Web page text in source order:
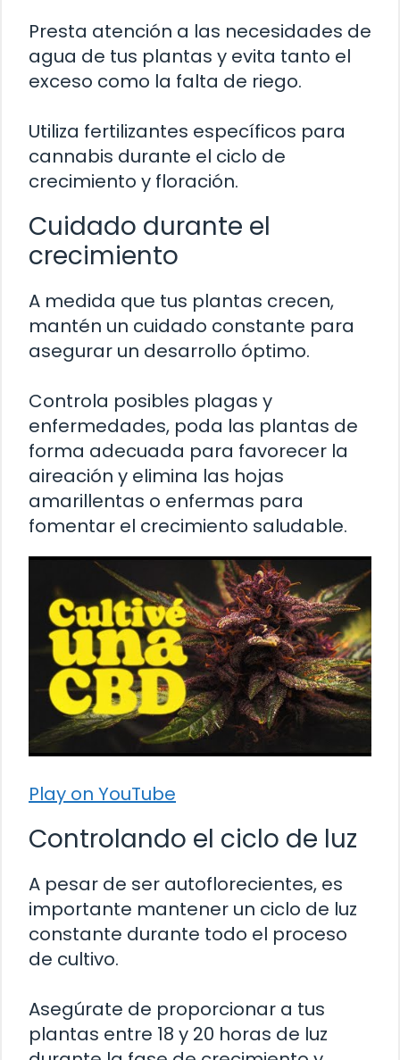
Presta atención a las necesidades de
agua de tus plantas y evita tanto el
exceso como la falta de riego.
Utiliza fertilizantes específicos para
cannabis durante el ciclo de
crecimiento y floración.
Cuidado durante el
crecimiento
A medida que tus plantas crecen,
mantén un cuidado constante para
asegurar un desarrollo óptimo.
Controla posibles plagas y
enfermedades, poda las plantas de
forma adecuada para favorecer la
aireación y elimina las hojas
amarillentas o enfermas para
fomentar el crecimiento saludable.
Play on YouTube
Controlando el ciclo de luz
A pesar de ser autoflorecientes, es
importante mantener un ciclo de luz
constante durante todo el proceso
de cultivo.
Asegúrate de proporcionar a tus
plantas entre 18 y 20 horas de luz